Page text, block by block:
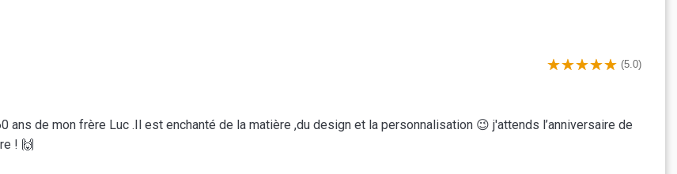
(5.0)
ans de mon frère Luc .Il est enchanté de la matière ,du design et la personnalisation 😉 j'attends l’anniversaire de
! 🙌